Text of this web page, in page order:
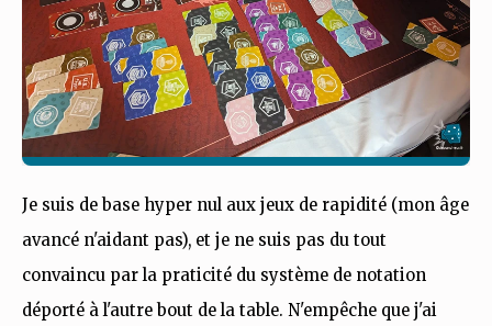
Je suis de base hyper nul aux jeux de rapidité (mon âge
avancé n'aidant pas), et je ne suis pas du tout
convaincu par la praticité du système de notation
déporté à l'autre bout de la table. N'empêche que j'ai